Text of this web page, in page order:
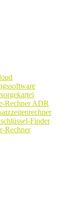
Rechner ADR
Finder
Rechner